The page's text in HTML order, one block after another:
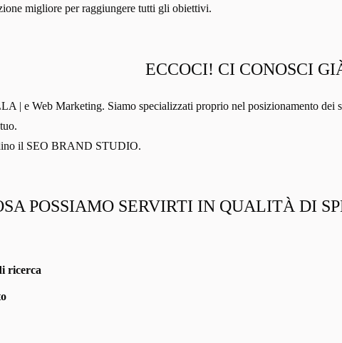
migliore per raggiungere tutti gli obiettivi.
ECCOCI! CI CONOSCI
| e Web Marketing. Siamo specializzati proprio nel posizionamento
il SEO BRAND STUDIO.
POSSIAMO SERVIRTI IN QUALITÀ DI
ricerca